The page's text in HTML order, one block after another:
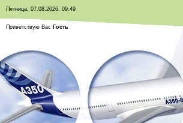
Пятница, 07.08.2026, 09:49
Приветствую Вас Гость